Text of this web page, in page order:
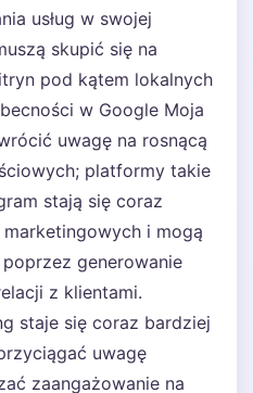
usług w swojej
skupić się na
pod kątem lokalnych
w Google Moja
uwagę na rosnącą
platformy takie
stają się coraz
i mogą
poprzez generowanie
z klientami.
staje się coraz bardziej
uwagę
zaangażowanie na